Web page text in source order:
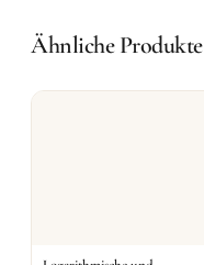
Ähnliche Produkte